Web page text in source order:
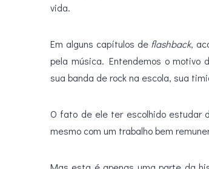
vida.
Em alguns capítulos de flashback,
pela música. Entendemos o motivo
sua banda de rock na escola, sua
O fato de ele ter escolhido estudar
mesmo com um trabalho bem